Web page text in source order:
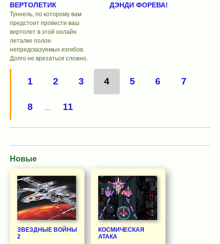
ВЕРТОЛЕТИК
Туннель, по которому вам
предстоит провести ваш
вертолет в этой онлайн
леталке полон
непредсказуемых изгибов.
Долго не врезаться сложно.
ДЭНДИ ФОРЕВА!
1 2 3 4 5 6 7
8 11
Новые
ЗВЕЗДНЫЕ ВОЙНЫ
2
КОСМИЧЕСКАЯ
АТАКА